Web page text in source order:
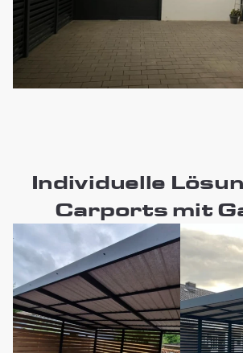
Individuelle
Carports mit